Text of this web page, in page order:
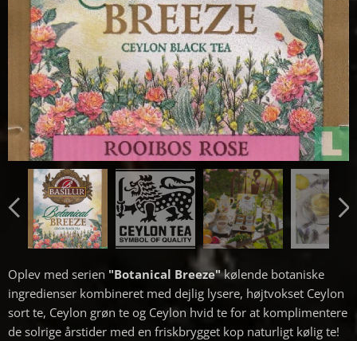
Oplev med serien "Botanical Breeze"kølende botaniske
ingredienser kombineret med dejlig lysere, højtvokset Ceylon
sort te, Ceylon grøn te og Ceylon hvid te for at komplimentere
de solrige årstider med en friskbrygget kop naturligt kølig te!